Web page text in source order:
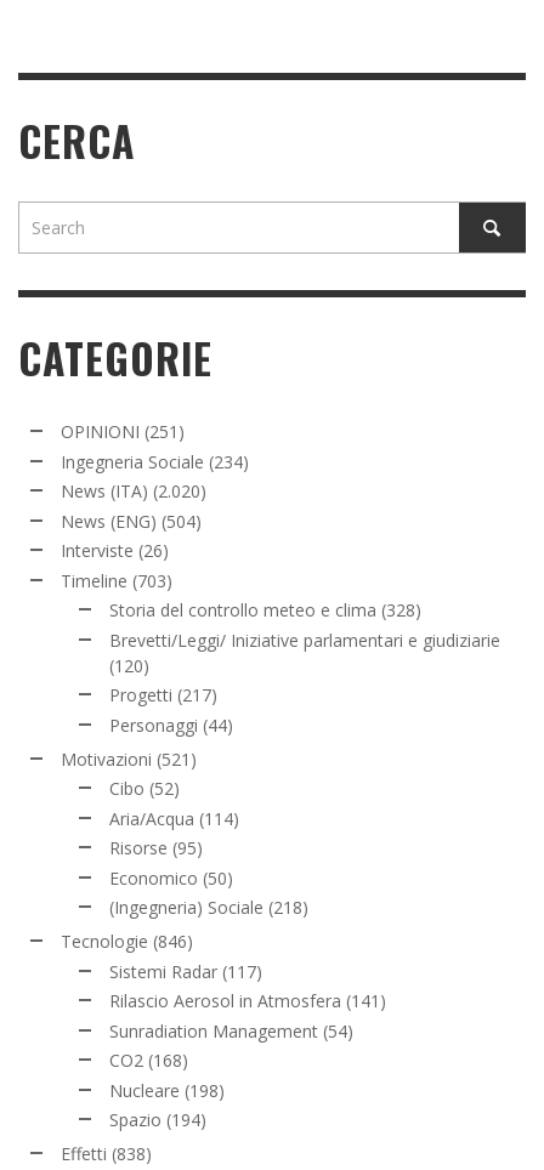
CERCA
CATEGORIE
OPINIONI (251)
Ingegneria Sociale (234)
News (ITA) (2.020)
News (ENG) (504)
Interviste (26)
Timeline (703)
Storia del controllo meteo e clima (328)
Brevetti/Leggi/ Iniziative parlamentari e giudiziarie
(120)
Progetti (217)
Personaggi (44)
Motivazioni (521)
Cibo (52)
Aria/Acqua (114)
Risorse (95)
Economico (50)
(Ingegneria) Sociale (218)
Tecnologie (846)
Sistemi Radar (117)
Rilascio Aerosol in Atmosfera (141)
Sunradiation Management (54)
CO2 (168)
Nucleare (198)
Spazio (194)
Effetti (838)